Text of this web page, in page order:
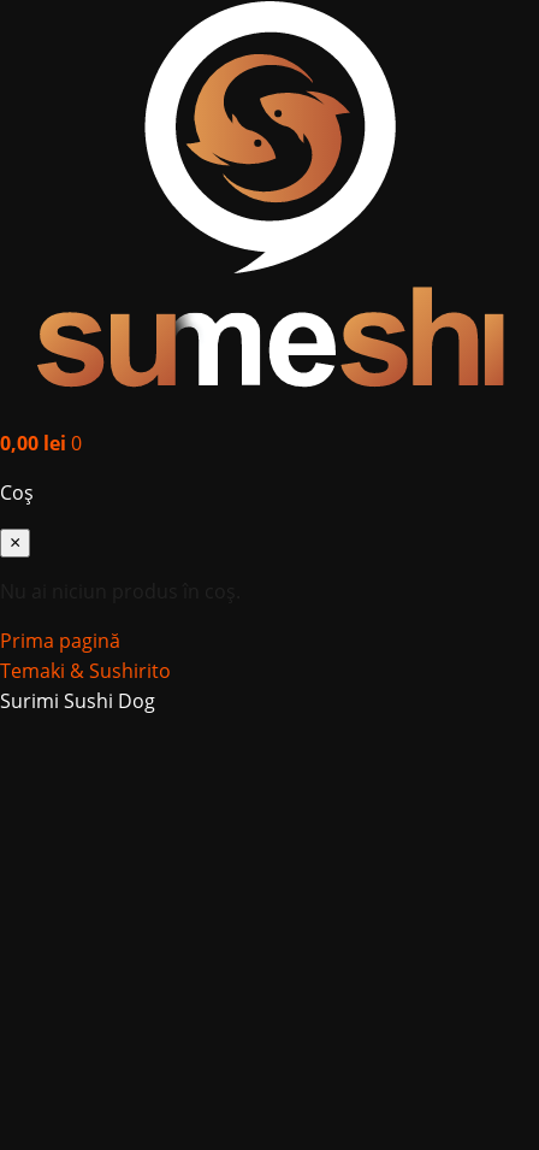
0,00 lei 0
Coș
×
Prima pagină
Temaki & Sushirito
Surimi Sushi Dog